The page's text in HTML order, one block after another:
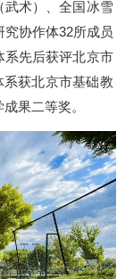
武术）、全国冰雪
协作体32所成员
系先后获评北京市
系获北京市基础教
果二等奖。